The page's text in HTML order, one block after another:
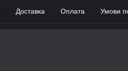
Доставка Оплата Умови